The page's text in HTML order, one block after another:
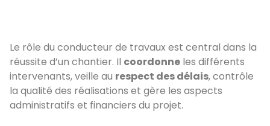
Le rôle du conducteur de travaux est central dans la
réussite d’un chantier. Il coordonne les différents
intervenants, veille au respect des délais, contrôle
la qualité des réalisations et gère les aspects
administratifs et financiers du projet.